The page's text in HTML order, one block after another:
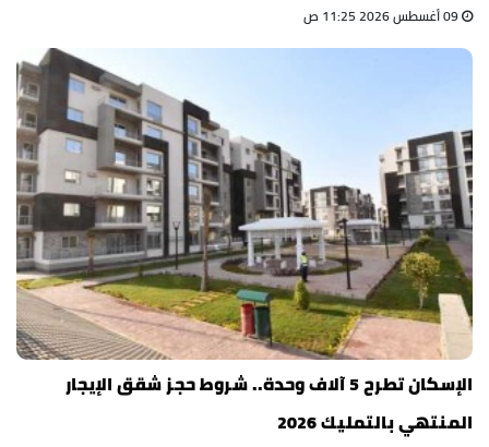
الإسكان تطرح 5 آلاف وحدة.. شروط حجز شقق الإيجار
المنتهي بالتمليك 2026